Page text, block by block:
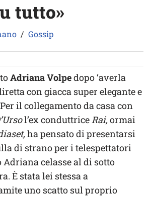
tutto»
Gossip
Adriana Volpedopo ‘averla
con giacca super elegante e
il collegamento da casa con
l’ex conduttriceRai,ormai
ha pensato di presentarsi
di strano per i telespettatori
celasse al di sotto
È stata lei stessa a
uno scatto sul proprio